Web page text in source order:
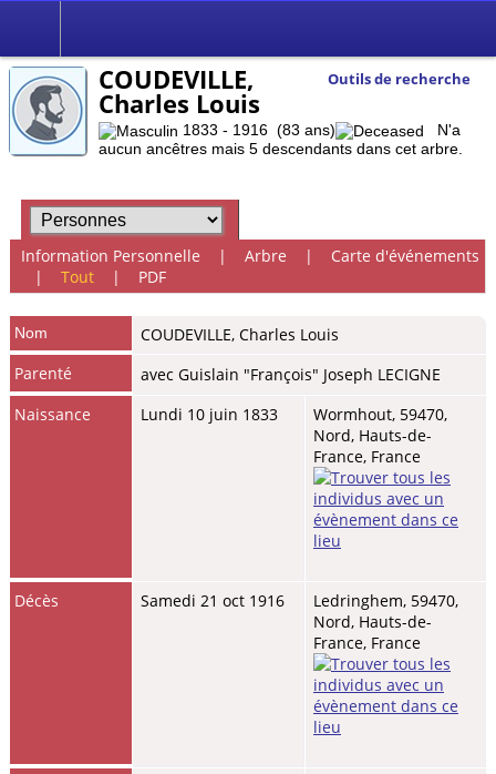
Outils de recherche
COUDEVILLE,
Charles Louis
1833 - 1916 (83 ans)
N'a
aucun ancêtres mais 5 descendants dans cet arbre.
Information Personnelle | Arbre | Carte d'événements
| Tout| PDF
Nom COUDEVILLE, Charles Louis
Parenté
avec Guislain "François" Joseph LECIGNE
Naissance
Lundi 10 juin 1833
Wormhout, 59470,
Nord, Hauts-de-
France, France
Décès Samedi 21 oct 1916
Ledringhem, 59470,
Nord, Hauts-de-
France, France